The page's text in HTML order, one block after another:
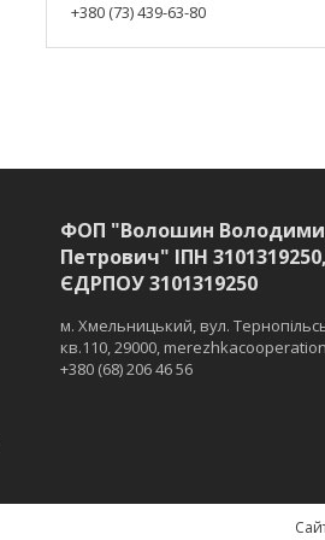
+380 (73) 439-63-80
ФОП "Волошин
Петрович" ІПН 3101319250,
ЄДРПОУ 3101319250
м. Хмельницький, вул.
кв.110, 29000,
+380 (68) 206 46 56